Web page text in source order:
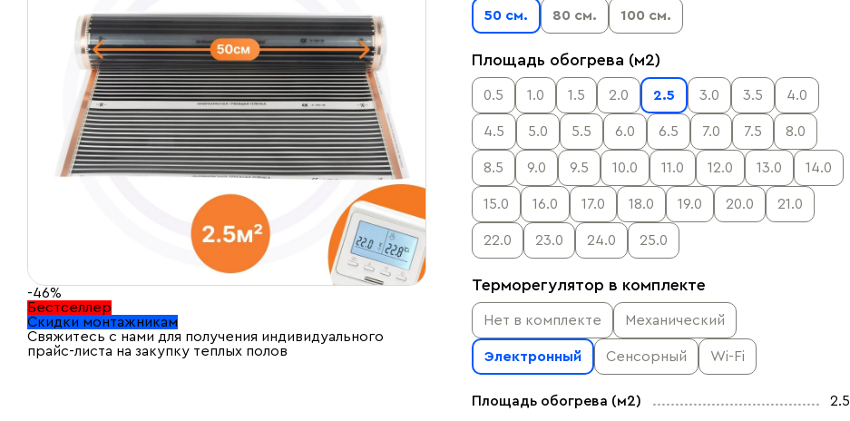
-46%
Бестселлер
Скидки монтажникам
Свяжитесь с нами для получения индивидуального
прайс-листа на закупку теплых полов
50 см. 80 см. 100 см.
Площадь обогрева (м2)
0.5 1.0 1.5 2.0 2.5 3.0 3.5 4.0
4.5 5.0 5.5 6.0 6.5 7.0 7.5 8.0
8.5 9.0 9.5 10.0 11.0 12.0 13.0 14.0
15.0 16.0 17.0 18.0 19.0 20.0 21.0
22.0 23.0 24.0 25.0
Терморегулятор в комплекте
Нет в комплекте Механический
Электронный Сенсорный Wi-Fi
Площадь обогрева (м2)
2.5